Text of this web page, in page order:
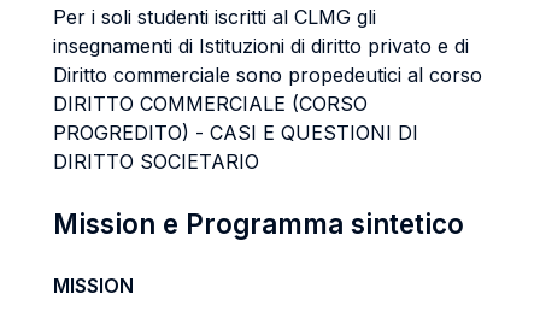
Per i soli studenti iscritti al CLMG gli
insegnamenti di Istituzioni di diritto privato e di
Diritto commerciale sono propedeutici al corso
DIRITTO COMMERCIALE (CORSO
PROGREDITO) - CASI E QUESTIONI DI
DIRITTO SOCIETARIO
Mission e Programma sintetico
MISSION